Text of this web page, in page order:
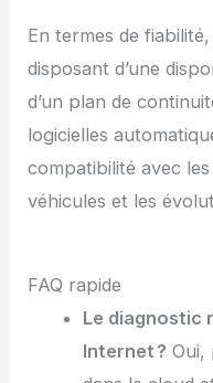
En termes de
disposant d’une
d’un plan de
logicielles
compatibilité avec
véhicules et les
FAQ rapide
Le diagnostic
Internet ? Oui,